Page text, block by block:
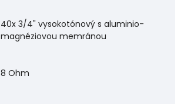
40x 3/4" vysokotónový s aluminio-
magnéziovou memránou
8 Ohm